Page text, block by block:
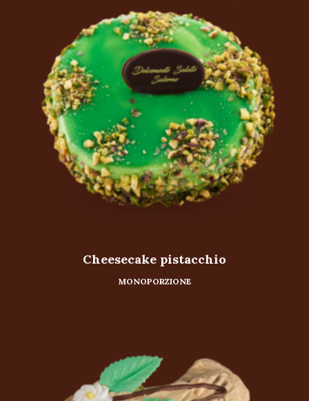
Cheesecake pistacchio
MONOPORZIONE